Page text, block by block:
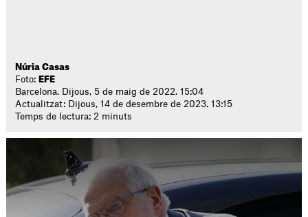
Núria Casas
Foto: EFE
Barcelona. Dijous, 5 de maig de 2022. 15:04
Actualitzat: Dijous, 14 de desembre de 2023. 13:15
Temps de lectura: 2 minuts